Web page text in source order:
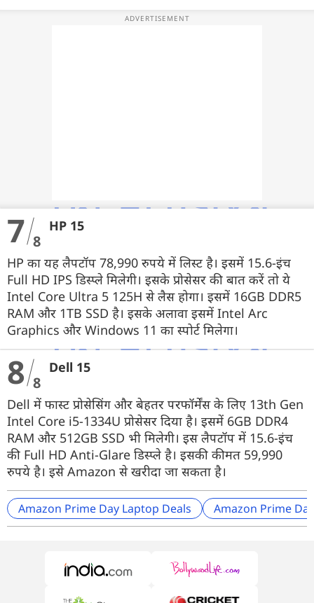
7 8
HP 15
HP का यह लैपटॉप 78,990 रुपये में लिस्ट है। इसमें 15.6-इंच
Full HD IPS डिस्प्ले मिलेगी। इसके प्रोसेसर की बात करें तो ये
Intel Core Ultra 5 125H से लैस होगा। इसमें 16GB DDR5
RAM और 1TB SSD है। इसके अलावा इसमें Intel Arc
Graphics और Windows 11 का स्पोर्ट मिलेगा।
8 8
Dell 15
Dell में फास्ट प्रोसेसिंग और बेहतर परफॉर्मेंस के लिए 13th Gen
Intel Core i5-1334U प्रोसेसर दिया है। इसमें 6GB DDR4
RAM और 512GB SSD भी मिलेगी। इस लैपटॉप में 15.6-इंच
की Full HD Anti-Glare डिस्प्ले है। इसकी कीमत 59,990
रुपये है। इसे Amazon से खरीदा जा सकता है।
Amazon Prime Day Laptop Deals Amazon Prime